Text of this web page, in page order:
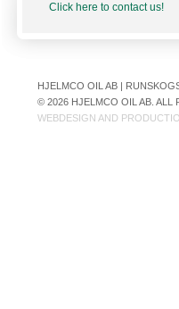
Click here to contact us!
HJELMCO OIL AB |
© 2026 HJELMCO OIL AB. ALL
WEBDESIGN AND